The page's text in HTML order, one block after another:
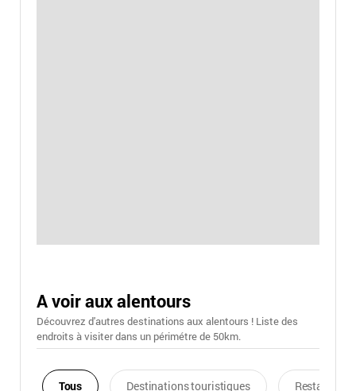
A voir aux alentours
Découvrez d'autres destinations aux alentours ! Liste des
endroits à visiter dans un périmétre de 50km.
Tous Destinations touristiques Restaurants